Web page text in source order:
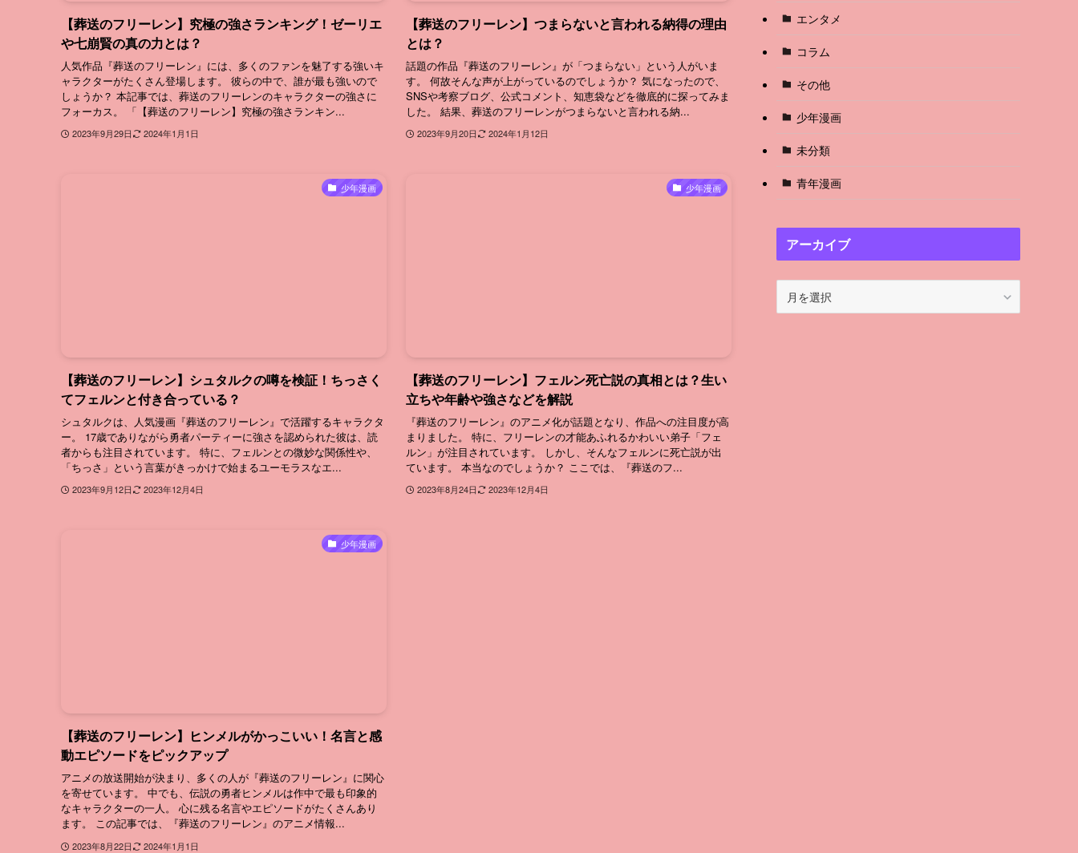
【葬送のフリーレン】究極の強さランキング！ゼーリエ
や七崩賢の真の力とは？
人気作品『葬送のフリーレン』には、多くのファンを魅了する強いキ
ャラクターがたくさん登場します。 彼らの中で、誰が最も強いので
しょうか？ 本記事では、葬送のフリーレンのキャラクターの強さに
フォーカス。 「【葬送のフリーレン】究極の強さランキン...
2023年9月29日 2024年1月1日
【葬送のフリーレン】つまらないと言われる納得の理由
とは？
話題の作品『葬送のフリーレン』が「つまらない」という人がいま
す。 何故そんな声が上がっているのでしょうか？ 気になったので、
SNSや考察ブログ、公式コメント、知恵袋などを徹底的に探ってみま
した。 結果、葬送のフリーレンがつまらないと言われる納...
2023年9月20日 2024年1月12日
少年漫画
【葬送のフリーレン】シュタルクの噂を検証！ちっさく
てフェルンと付き合っている？
シュタルクは、人気漫画『葬送のフリーレン』で活躍するキャラクタ
ー。 17歳でありながら勇者パーティーに強さを認められた彼は、読
者からも注目されています。 特に、フェルンとの微妙な関係性や、
「ちっさ」という言葉がきっかけで始まるユーモラスなエ...
2023年9月12日 2023年12月4日
少年漫画
【葬送のフリーレン】フェルン死亡説の真相とは？生い
立ちや年齢や強さなどを解説
『葬送のフリーレン』のアニメ化が話題となり、作品への注目度が高
まりました。 特に、フリーレンの才能あふれるかわいい弟子「フェ
ルン」が注目されています。 しかし、そんなフェルンに死亡説が出
ています。 本当なのでしょうか？ ここでは、『葬送のフ...
2023年8月24日 2023年12月4日
少年漫画
【葬送のフリーレン】ヒンメルがかっこいい！名言と感
動エピソードをピックアップ
アニメの放送開始が決まり、多くの人が『葬送のフリーレン』に関心
を寄せています。 中でも、伝説の勇者ヒンメルは作中で最も印象的
なキャラクターの一人。 心に残る名言やエピソードがたくさんあり
ます。 この記事では、『葬送のフリーレン』のアニメ情報...
2023年8月22日 2024年1月1日
エンタメ
コラム
その他
少年漫画
未分類
青年漫画
アーカイブ